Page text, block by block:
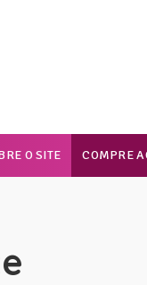
O SITE COMPRE